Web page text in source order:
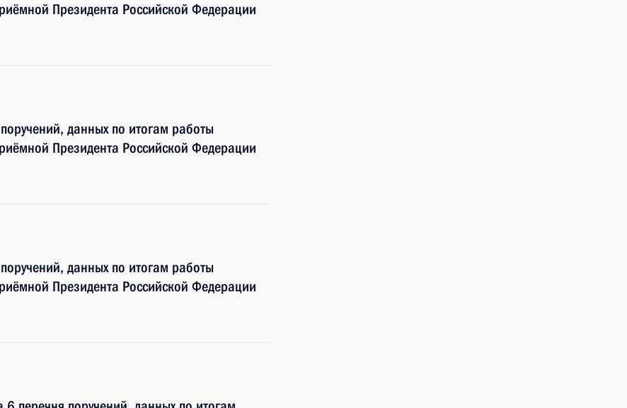
Президента Российской Федерации
данных по итогам работы
Президента Российской Федерации
данных по итогам работы
Президента Российской Федерации